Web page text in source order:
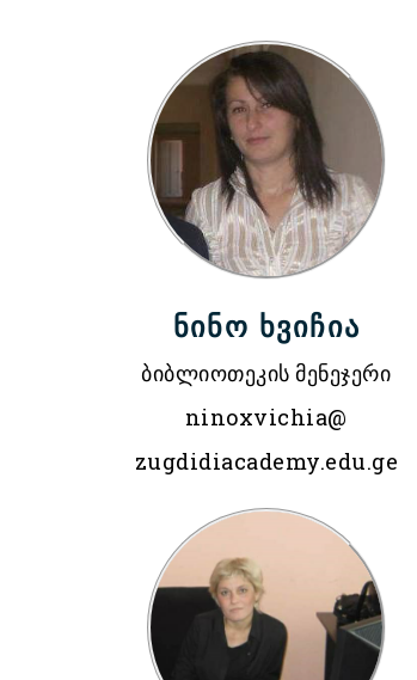
ნინო ხვიჩია
ბიბლიოთეკის მენეჯერი
ninoxvichia@
zugdidiacademy.edu.ge